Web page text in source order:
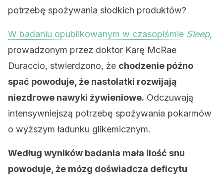
potrzebę spożywania słodkich produktów?
W badaniu opublikowanym w czasopiśmie Sleep,
prowadzonym przez doktor Karę McRae
Duraccio, stwierdzono, że chodzenie późno
spać powoduje, że nastolatki rozwijają
niezdrowe nawyki żywieniowe. Odczuwają
intensywniejszą potrzebę spożywania pokarmów
o wyższym ładunku glikemicznym.
Według wyników badania mała ilość snu
powoduje, że mózg doświadcza deficytu